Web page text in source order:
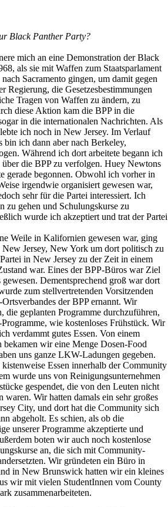
Black Panther Party?
mich an eine Demonstration der Black
als sie mit Waffen zum Staatsparlament
Sacramento gingen, um damit gegen
Regierung, die Gesetzesbestimmungen
Tragen von Waffen zu ändern, zu
diese Aktion kam die BPP in die
in die internationalen Nachrichten. Als
ich noch in New Jersey. Im Verlauf
bin ich dann aber nach Berkeley,
Während ich dort arbeitete begann ich
die BPP zu verfolgen. Huey Newtons
gerade begonnen. Obwohl ich vorher in
irgendwie organisiert gewesen war,
sehr für die Partei interessiert. Ich
zu gehen und Schulungskurse zu
wurde ich akzeptiert und trat der Partei
Weile in Kalifornien gewesen war, ging
Jersey, New York um dort politisch zu
in New Jersey zu der Zeit in einem
war. Eines der BPP-Büros war Ziel
gewesen. Dementsprechend groß war dort
zum stellvertretenden Vorsitzenden
der BPP ernannt. Wir
die geplanten Programme durchzuführen,
wie kostenloses Frühstück. Wir
verdammt gutes Essen. Von einem
bekamen wir eine Menge Dosen-Food
uns ganze LKW-Ladungen gegeben.
Essen innerhalb der Community
wurde uns von Reinigungsunternehmen
gespendet, die von den Leuten nicht
waren. Wir hatten damals ein sehr großes
City, und dort hat die Community sich
abgeholt. Es schien, als ob die
unserer Programme akzeptierte und
boten wir auch noch kostenlose
an, die sich mit Community-
Wir gründeten ein Büro in
in New Brunswick hatten wir ein kleines
wir mit vielen StudentInnen vom County
zusammenarbeiteten.